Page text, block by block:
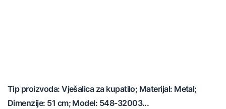
Tip proizvoda: Vješalica za kupatilo; Materijal: Metal;
Dimenzije: 51 cm; Model: 548-32003...